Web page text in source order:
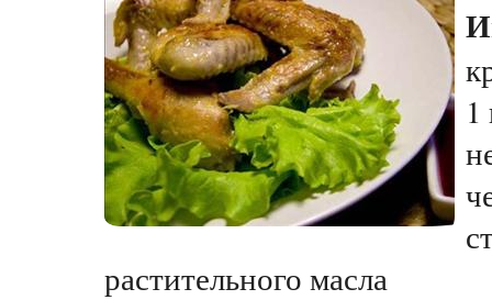
растительного масла